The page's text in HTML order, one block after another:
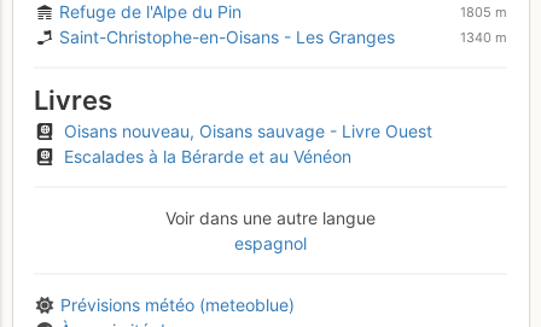
Refuge de l'Alpe du Pin 1805 m
Saint-Christophe-en-Oisans - Les Granges 1340 m
Livres
Oisans nouveau, Oisans sauvage - Livre Ouest
Escalades à la Bérarde et au Vénéon
Voir dans une autre langue
espagnol
Prévisions météo (meteoblue)